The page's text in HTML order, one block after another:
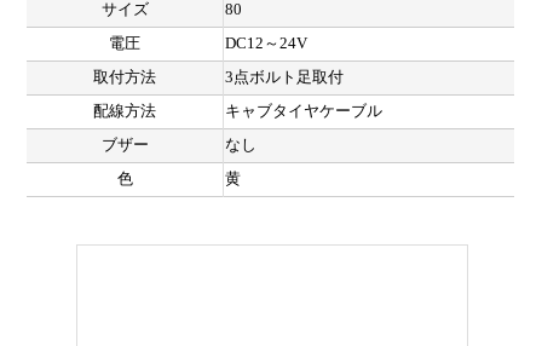
サイズ
80
電圧
DC12～24V
取付方法
3点ボルト足取付
配線方法
キャブタイヤケーブル
ブザー
なし
色
黄